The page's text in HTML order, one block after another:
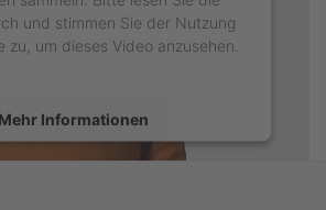
und stimmen Sie der Nutzung
zu, um dieses Video anzusehen.
Mehr Informationen